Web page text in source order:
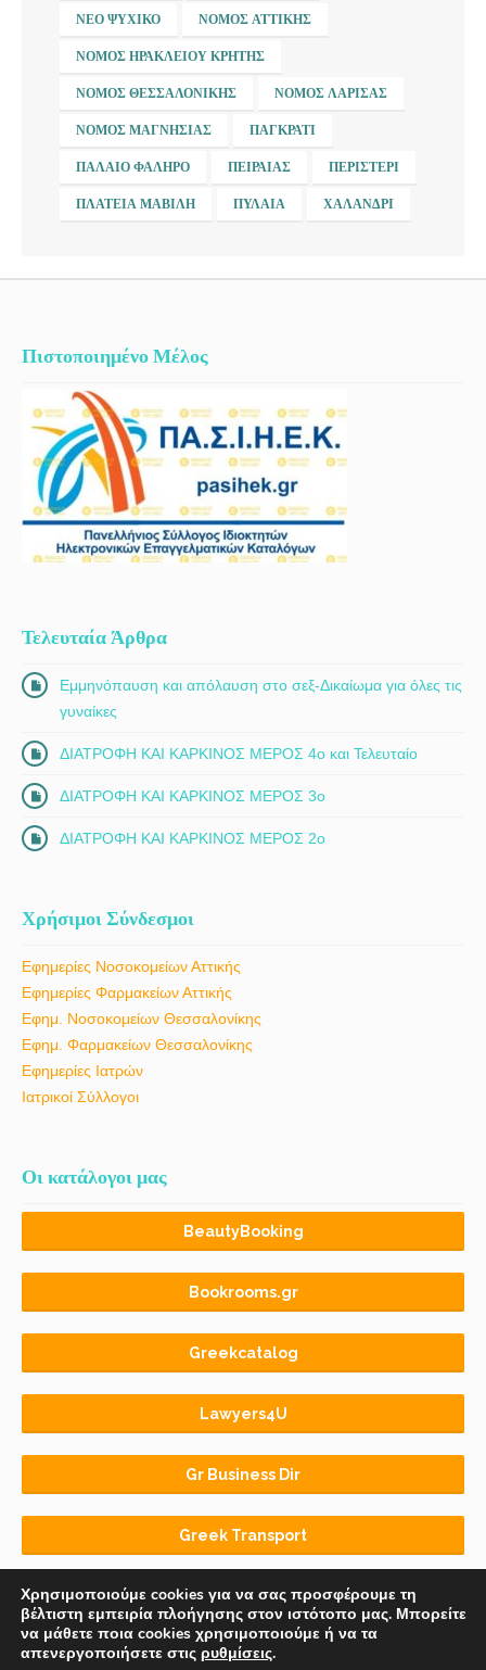
ΝΈΟ ΨΥΧΙΚΌ ΝΟΜΌΣ ΑΤΤΙΚΉΣ
ΝΟΜΌΣ ΗΡΑΚΛΕΊΟΥ ΚΡΉΤΗΣ
ΝΟΜΌΣ ΘΕΣΣΑΛΟΝΊΚΗΣ ΝΟΜΌΣ ΛΆΡΙΣΑΣ
ΝΟΜΌΣ ΜΑΓΝΗΣΊΑΣ ΠΑΓΚΡΆΤΙ
ΠΑΛΑΙΌ ΦΆΛΗΡΟ ΠΕΙΡΑΙΆΣ ΠΕΡΙΣΤΈΡΙ
ΠΛΑΤΕΊΑ ΜΑΒΊΛΗ ΠΥΛΑΊΑ ΧΑΛΆΝΔΡΙ
Πιστοποιημένο Μέλος
Τελευταία Άρθρα
Εμμηνόπαυση και απόλαυση στο σεξ-Δικαίωμα για όλες τις
γυναίκες
ΔΙΑΤΡΟΦΗ ΚΑΙ ΚΑΡΚΙΝΟΣ ΜΕΡΟΣ 4ο και Τελευταίο
ΔΙΑΤΡΟΦΗ ΚΑΙ ΚΑΡΚΙΝΟΣ ΜΕΡΟΣ 3ο
ΔΙΑΤΡΟΦΗ ΚΑΙ ΚΑΡΚΙΝΟΣ ΜΕΡΟΣ 2ο
Χρήσιμοι Σύνδεσμοι
Εφημερίες Νοσοκομείων Αττικής
Εφημερίες Φαρμακείων Αττικής
Εφημ. Νοσοκομείων Θεσσαλονίκης
Εφημ. Φαρμακείων Θεσσαλονίκης
Εφημερίες Ιατρών
Ιατρικοί Σύλλογοι
Οι κατάλογοι μας
BeautyBooking
Bookrooms.gr
Greekcatalog
Lawyers4U
Gr Business Dir
Greek Transport
Αρχική BLOG ΟΡΟΙ ΧΡΗΣΗΣ
Χρησιμοποιούμε cookies για να σας προσφέρουμε τη
βέλτιστη εμπειρία πλοήγησης στον ιστότοπο μας. Μπορείτε
να μάθετε ποια cookies χρησιμοποιούμε ή να τα
απενεργοποιήσετε στις ρυθμίσεις.